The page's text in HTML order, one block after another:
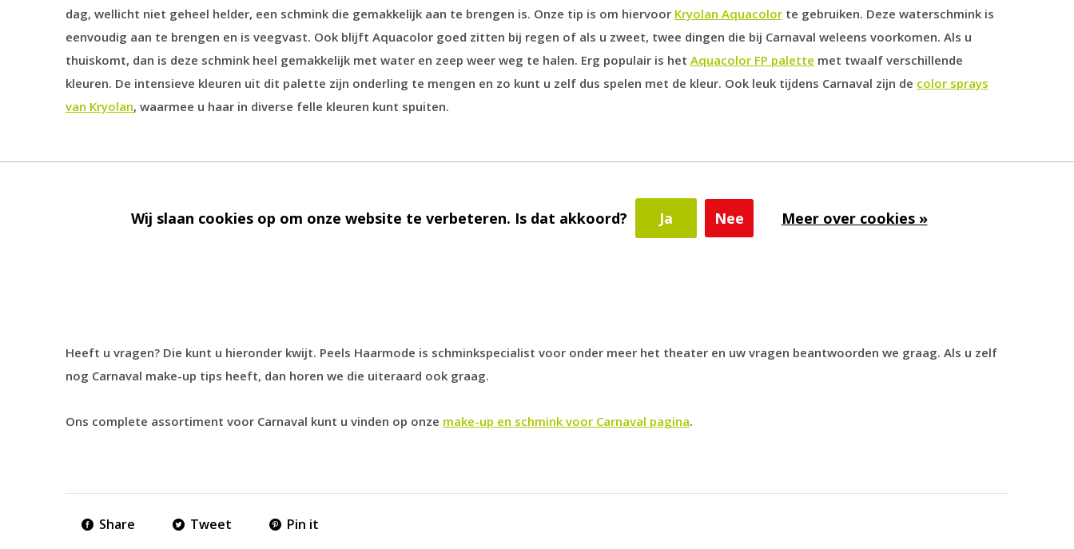
dag, wellicht niet geheel helder, een schmink die gemakkelijk aan te brengen is. Onze tip is om hiervoor Kryolan Aquacolor te gebruiken. Deze waterschmink is
eenvoudig aan te brengen en is veegvast. Ook blijft Aquacolor goed zitten bij regen of als u zweet, twee dingen die bij Carnaval weleens voorkomen. Als u
thuiskomt, dan is deze schmink heel gemakkelijk met water en zeep weer weg te halen. Erg populair is het Aquacolor FP palette met twaalf verschillende
kleuren. De intensieve kleuren uit dit palette zijn onderling te mengen en zo kunt u zelf dus spelen met de kleur. Ook leuk tijdens Carnaval zijn de color sprays
van Kryolan, waarmee u haar in diverse felle kleuren kunt spuiten.
Niet iedereen is een kunstenaar en dat hoeft ook niet. Met behulp van schminksjablonen kunt u op een eenvoudige manier indrukwekkende creaties schminken.
Heeft u vragen? Die kunt u hieronder kwijt. Peels Haarmode is schminkspecialist voor onder meer het theater en uw vragen beantwoorden we graag. Als u zelf
nog Carnaval make-up tips heeft, dan horen we die uiteraard ook graag.
Ons complete assortiment voor Carnaval kunt u vinden op onze make-up en schmink voor Carnaval pagina.
Share Tweet Pin it
Wij slaan cookies op om onze website te verbeteren. Is dat akkoord? Ja Nee Meer over cookies »